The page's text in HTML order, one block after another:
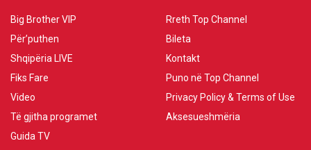
Big Brother VIP
Për’puthen
Shqipëria LIVE
Fiks Fare
Video
Të gjitha programet
Guida TV
Rreth Top Channel
Bileta
Kontakt
Puno në Top Channel
Privacy Policy & Terms of Use
Aksesueshmëria